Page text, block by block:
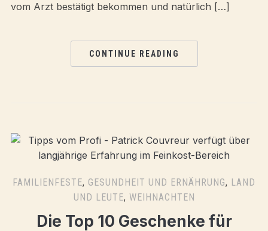
vom Arzt bestätigt bekommen und natürlich […]
CONTINUE READING
FAMILIENFESTE, GESUNDHEIT UND ERNÄHRUNG, LAND
UND LEUTE, WEIHNACHTEN
Die Top 10 Geschenke für